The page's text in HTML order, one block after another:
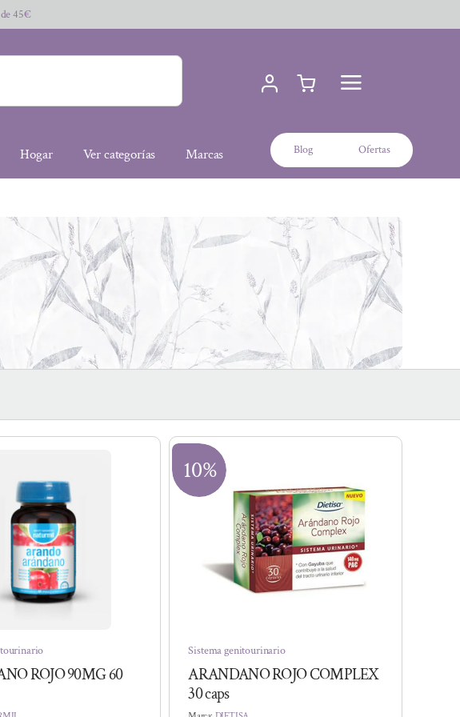
45€
Hogar Ver categorías Marcas Blog Ofertas
ROJO 90MG 60
10%
Sistema genitourinario
ARANDANO ROJO COMPLEX
30 caps